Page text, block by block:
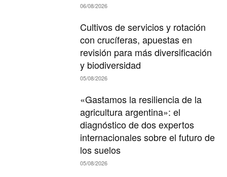
06/08/2026
Cultivos de servicios y rotación
con crucíferas, apuestas en
revisión para más diversificación
y biodiversidad
05/08/2026
«Gastamos la resiliencia de la
agricultura argentina»: el
diagnóstico de dos expertos
internacionales sobre el futuro de
los suelos
05/08/2026